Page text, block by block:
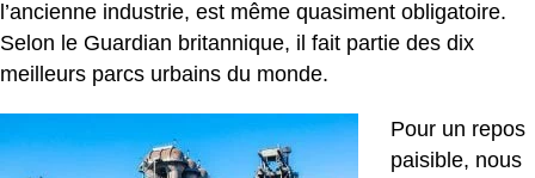
l’ancienne industrie, est même quasiment obligatoire.
Selon le Guardian britannique, il fait partie des dix
meilleurs parcs urbains du monde.
Pour un repos
paisible, nous